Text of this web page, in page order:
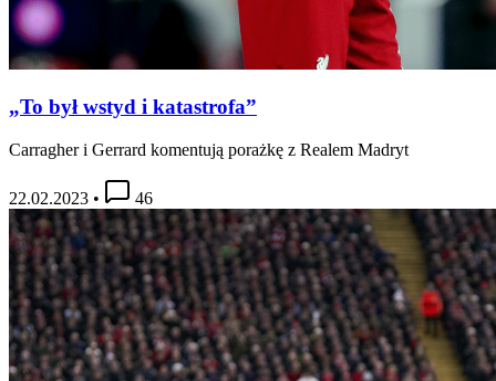
„To był wstyd i katastrofa”
Carragher i Gerrard komentują porażkę z Realem Madryt
22.02.2023 • 46